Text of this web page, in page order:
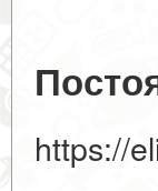
https://